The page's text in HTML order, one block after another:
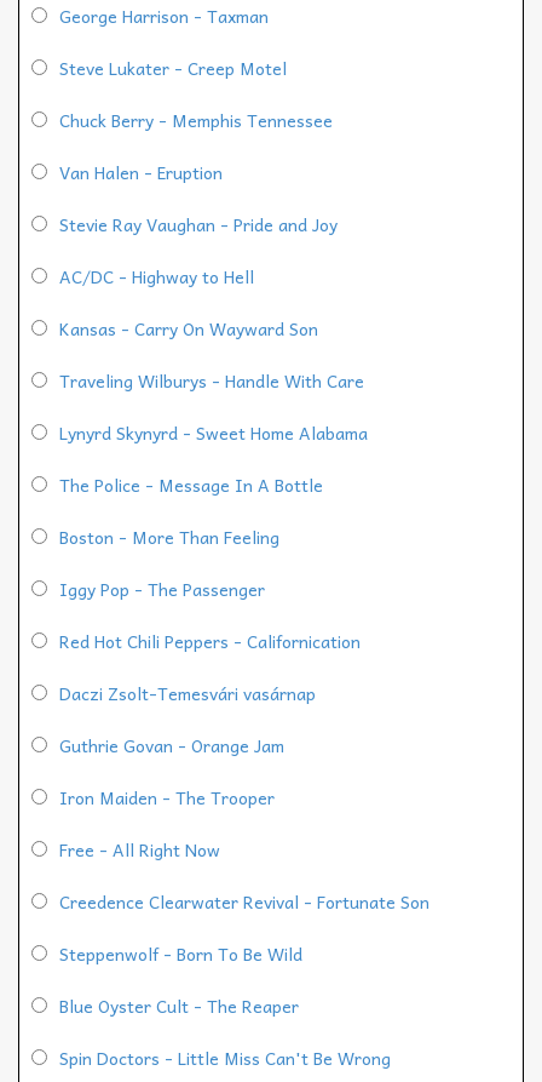
George Harrison - Taxman
Steve Lukater - Creep Motel
Chuck Berry - Memphis Tennessee
Van Halen - Eruption
Stevie Ray Vaughan - Pride and Joy
AC/DC - Highway to Hell
Kansas - Carry On Wayward Son
Traveling Wilburys - Handle With Care
Lynyrd Skynyrd - Sweet Home Alabama
The Police - Message In A Bottle
Boston - More Than Feeling
Iggy Pop - The Passenger
Red Hot Chili Peppers - Californication
Daczi Zsolt-Temesvári vasárnap
Guthrie Govan - Orange Jam
Iron Maiden - The Trooper
Free - All Right Now
Creedence Clearwater Revival - Fortunate Son
Steppenwolf - Born To Be Wild
Blue Oyster Cult - The Reaper
Spin Doctors - Little Miss Can't Be Wrong